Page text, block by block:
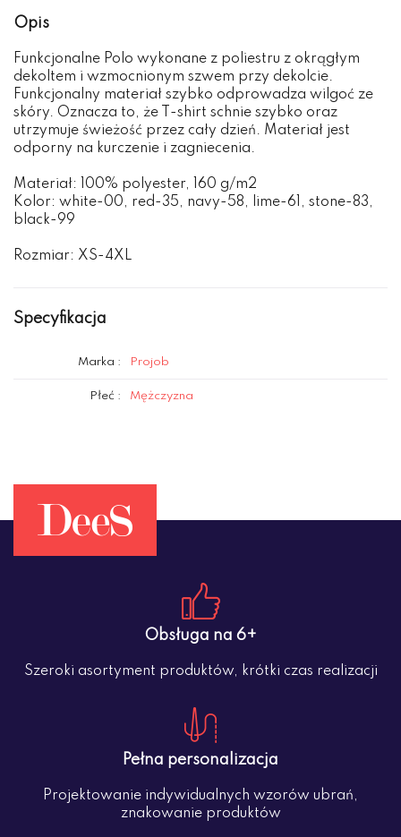
Opis
Funkcjonalne Polo wykonane z poliestru z okrągłym
dekoltem i wzmocnionym szwem przy dekolcie.
Funkcjonalny materiał szybko odprowadza wilgoć ze
skóry. Oznacza to, że T-shirt schnie szybko oraz
utrzymuje świeżość przez cały dzień. Materiał jest
odporny na kurczenie i zagniecenia.
Materiał: 100% polyester, 160 g/m2
Kolor: white-00, red-35, navy-58, lime-61, stone-83,
black-99
Rozmiar: XS-4XL
Specyfikacja
Marka : Projob
Płeć : Mężczyzna
Obsługa na 6+
Szeroki asortyment produktów, krótki czas realizacji
Pełna personalizacja
Projektowanie indywidualnych wzorów ubrań,
znakowanie produktów